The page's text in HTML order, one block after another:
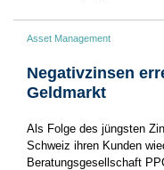
Asset Management
Negativzinsen
Geldmarkt
Als Folge des jüngsten
Schweiz ihren Kunden
Beratungsgesellschaft